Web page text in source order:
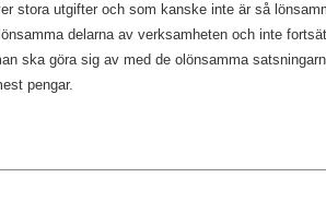
stora utgifter och som kanske inte är så
delarna av verksamheten och inte
ska göra sig av med de olönsamma
pengar.